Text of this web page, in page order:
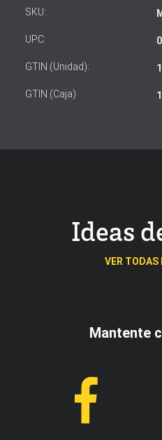
SKU:
UPC:
GTIN (Unidad):
GTIN (Caja)
Ideas
VER TODAS
Mantente